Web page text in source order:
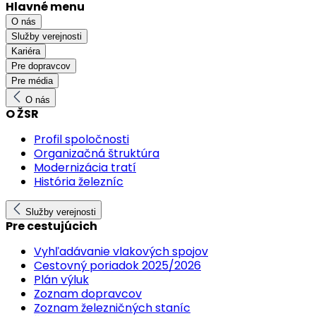
Hlavné menu
O nás
Služby verejnosti
Kariéra
Pre dopravcov
Pre média
O nás
O ŽSR
Profil spoločnosti
Organizačná štruktúra
Modernizácia tratí
História železníc
Služby verejnosti
Pre cestujúcich
Vyhľadávanie vlakových spojov
Cestovný poriadok 2025/2026
Plán výluk
Zoznam dopravcov
Zoznam železničných staníc